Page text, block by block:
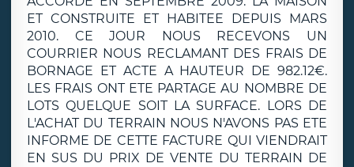
ET CONSTRUITE ET HABITEE DEPUIS MARS
2010. CE JOUR NOUS RECEVONS UN
COURRIER NOUS RECLAMANT DES FRAIS DE
BORNAGE ET ACTE A HAUTEUR DE 982.12€.
LES FRAIS ONT ETE PARTAGE AU NOMBRE DE
LOTS QUELQUE SOIT LA SURFACE. LORS DE
L'ACHAT DU TERRAIN NOUS N'AVONS PAS ETE
INFORME DE CETTE FACTURE QUI VIENDRAIT
EN SUS DU PRIX DE VENTE DU TERRAIN DE